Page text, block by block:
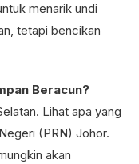
menarik undi
tetapi bencikan
Beracun?
Lihat apa yang
(PRN) Johor.
akan